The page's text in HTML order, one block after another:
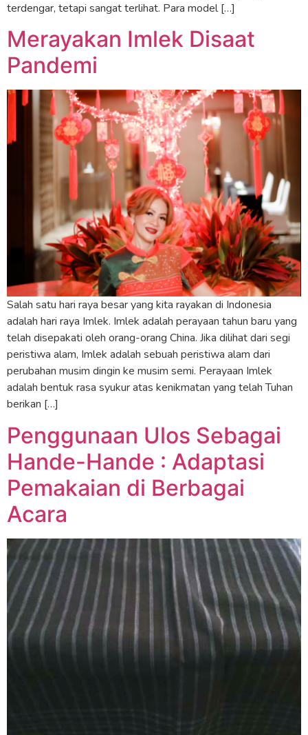
terdengar, tetapi sangat terlihat. Para model […]
Merayakan Imlek Disaat
Pandemi
Salah satu hari raya besar yang kita rayakan di Indonesia
adalah hari raya Imlek. Imlek adalah perayaan tahun baru yang
telah disepakati oleh orang-orang China. Jika dilihat dari segi
peristiwa alam, Imlek adalah sebuah peristiwa alam dari
perubahan musim dingin ke musim semi. Perayaan Imlek
adalah bentuk rasa syukur atas kenikmatan yang telah Tuhan
berikan […]
Penggunaan Ulos Sebagai
Hande-Hande : Adaptasi
Pemakaian di Berbagai
Acara